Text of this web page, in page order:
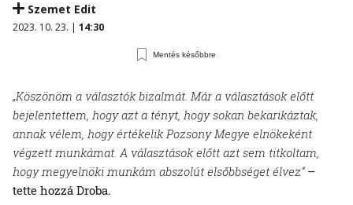
Szemet Edit
2023. 10. 23. | 14:30
Mentés későbbre
„Köszönöm a választók bizalmát. Már a választások előtt
bejelentettem, hogy azt a tényt, hogy sokan bekarikáztak,
annak vélem, hogy értékelik Pozsony Megye elnökeként
végzett munkámat. A választások előtt azt sem titkoltam,
hogy megyelnöki munkám abszolút elsőbbséget élvez“–
tette hozzá Droba.